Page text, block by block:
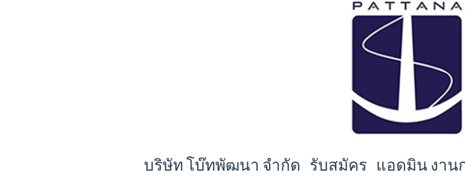
บริษัท โบ๊ทพัฒนา จำกัด รับสมัคร แอดมิน งาน